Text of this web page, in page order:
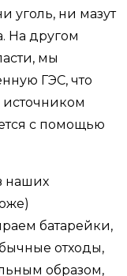
уголь, ни мазут
На другом
мы
ГЭС, что
источником
с помощью
наших
батарейки,
отходы,
образом,